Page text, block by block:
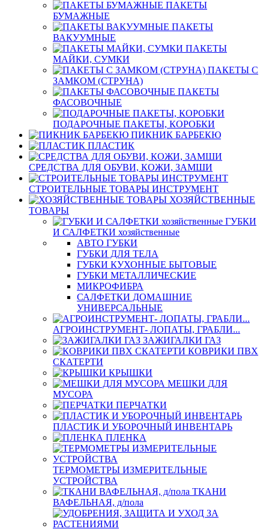
ПАКЕТЫ
БУМАЖНЫЕ
ПАКЕТЫ
ВАКУУМНЫЕ
ПАКЕТЫ
МАЙКИ, СУМКИ
ПАКЕТЫ С
ЗАМКОМ (СТРУНА)
ПАКЕТЫ
ФАСОВОЧНЫЕ
ПОДАРОЧНЫЕ ПАКЕТЫ, КОРОБКИ
ПИКНИК БАРБЕКЮ
ПЛАСТИК
СРЕДСТВА ДЛЯ ОБУВИ, КОЖИ, ЗАМШИ
СТРОИТЕЛЬНЫЕ ТОВАРЫ ИНСТРУМЕНТ
ХОЗЯЙСТВЕННЫЕ
ТОВАРЫ
ГУБКИ
И САЛФЕТКИ хозяйственные
АВТО ГУБКИ
ГУБКИ ДЛЯ ТЕЛА
ГУБКИ КУХОННЫЕ БЫТОВЫЕ
ГУБКИ МЕТАЛЛИЧЕСКИЕ
МИКРОФИБРА
САЛФЕТКИ ДОМАШНИЕ
УНИВЕРСАЛЬНЫЕ
АГРОИНСТРУМЕНТ- ЛОПАТЫ, ГРАБЛИ...
ЗАЖИГАЛКИ ГАЗ
КОВРИКИ ПВХ
СКАТЕРТИ
КРЫШКИ
МЕШКИ ДЛЯ
МУСОРА
ПЕРЧАТКИ
ПЛАСТИК И УБОРОЧНЫЙ ИНВЕНТАРЬ
ПЛЕНКА
ТЕРМОМЕТРЫ ИЗМЕРИТЕЛЬНЫЕ
УСТРОЙСТВА
ТКАНИ
ВАФЕЛЬНАЯ, д/пола